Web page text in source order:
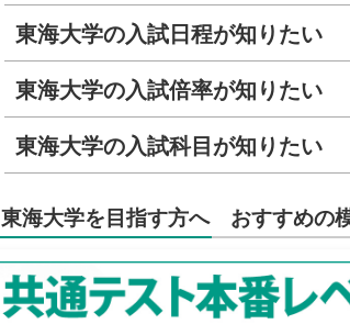
東海大学の入試日程が知りたい
東海大学の入試倍率が知りたい
東海大学の入試科目が知りたい
東海大学を目指す方へ おすすめの